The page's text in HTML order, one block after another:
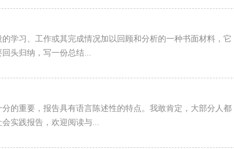
学习、工作或其完成情况加以回顾和分析的一种书面材料，它
头归纳，写一份总结...
的重要，报告具有语言陈述性的特点。我敢肯定，大部分人都
实践报告，欢迎阅读与...